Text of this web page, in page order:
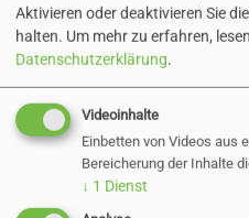
Aktivieren oder deaktivieren Sie
halten. Um mehr zu erfahren,
Datenschutzerklärung.
Videoinhalte
Einbetten von Videos aus
Bereicherung der Inhalte
↓ 1 Dienst